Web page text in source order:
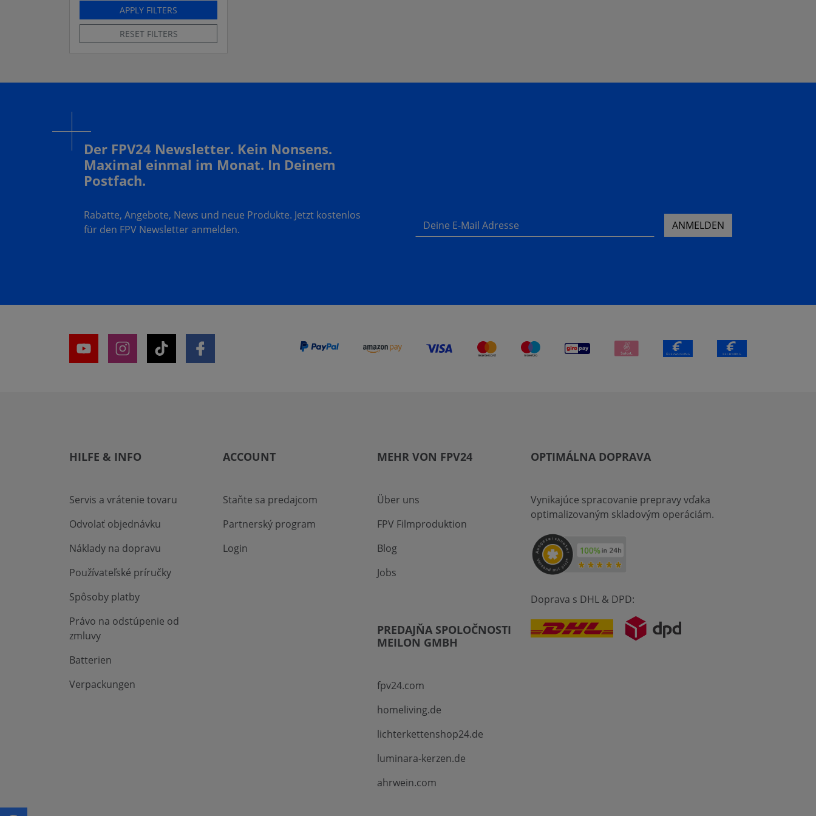
APPLY FILTERS
RESET FILTERS
Der FPV24 Newsletter. Kein Nonsens.
Maximal einmal im Monat. In Deinem
Postfach.
Rabatte, Angebote, News und neue Produkte. Jetzt kostenlos
für den FPV Newsletter anmelden.
Deine E-Mail Adresse ANMELDEN
HILFE & INFO
Servis a vrátenie tovaru
Odvolať objednávku
Náklady na dopravu
Používateľské príručky
Spôsoby platby
Právo na odstúpenie od
zmluvy
Batterien
Verpackungen
ACCOUNT
Staňte sa predajcom
Partnerský program
Login
MEHR VON FPV24
Über uns
FPV Filmproduktion
Blog
Jobs
PREDAJŇA SPOLOČNOSTI
MEILON GMBH
fpv24.com
homeliving.de
lichterkettenshop24.de
luminara-kerzen.de
ahrwein.com
OPTIMÁLNA DOPRAVA
Vynikajúce spracovanie prepravy vďaka
optimalizovaným skladovým operáciám.
Doprava s DHL & DPD: